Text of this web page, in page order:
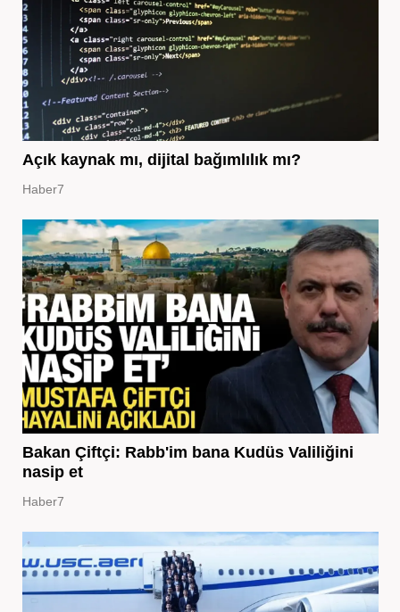
Açık kaynak mı, dijital bağımlılık mı?
Haber7
Bakan Çiftçi: Rabb'im bana Kudüs Valiliğini
nasip et
Haber7